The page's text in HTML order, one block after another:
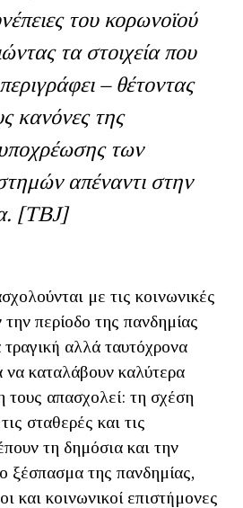
του κορωνοϊού
τα στοιχεία που
περιγράφει – θέτοντας
κανόνες της
των
απέναντι στην
[TBJ]
με τις κοινωνικές
περίοδο της πανδημίας
αλλά ταυτόχρονα
να καταλάβουν καλύτερα
τους απασχολεί: τη σχέση
σταθερές και τις
τη δημόσια και την
ξέσπασμα της πανδημίας,
και κοινωνικοί επιστήμονες